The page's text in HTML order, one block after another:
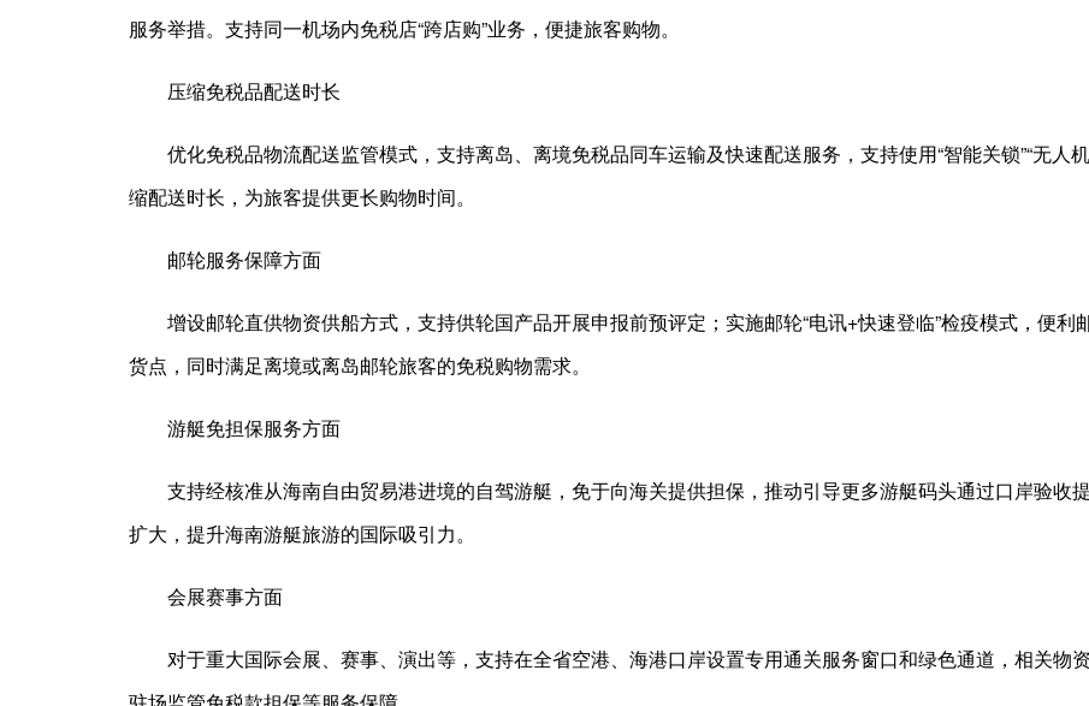
服务举措。支持同一机场内免税店“跨店购”业务，便捷旅客购物。
压缩免税品配送时长
优化免税品物流配送监管模式，支持离岛、离境免税品同车运输及快速配送服务，支持使用“智能关锁”“无人
缩配送时长，为旅客提供更长购物时间。
邮轮服务保障方面
增设邮轮直供物资供船方式，支持供轮国产品开展申报前预评定；实施邮轮“电讯+快速登临”检疫模式，便
货点，同时满足离境或离岛邮轮旅客的免税购物需求。
游艇免担保服务方面
支持经核准从海南自由贸易港进境的自驾游艇，免于向海关提供担保，推动引导更多游艇码头通过口岸验收
扩大，提升海南游艇旅游的国际吸引力。
会展赛事方面
对于重大国际会展、赛事、演出等，支持在全省空港、海港口岸设置专用通关服务窗口和绿色通道，相关物